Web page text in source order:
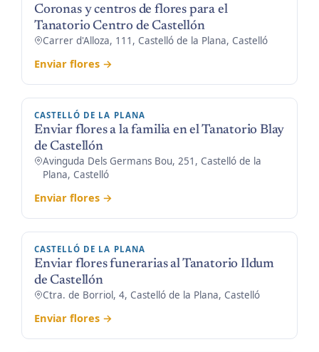
Coronas y centros de flores para el
Tanatorio Centro de Castellón
Carrer d'Alloza, 111, Castelló de la Plana, Castelló
Enviar flores →
CASTELLÓ DE LA PLANA
Enviar flores a la familia en el Tanatorio Blay
de Castellón
Avinguda Dels Germans Bou, 251, Castelló de la
Plana, Castelló
Enviar flores →
CASTELLÓ DE LA PLANA
Enviar flores funerarias al Tanatorio Ildum
de Castellón
Ctra. de Borriol, 4, Castelló de la Plana, Castelló
Enviar flores →